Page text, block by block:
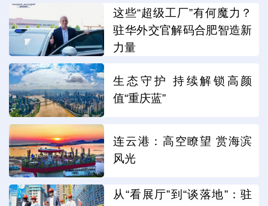
这些“超级工厂”有何魔力？
驻华外交官解码合肥智造新
力量
生态守护 持续解锁高颜
值“重庆蓝”
连云港：高空瞭望 赏海滨
风光
从“看展厅”到“谈落地”：驻